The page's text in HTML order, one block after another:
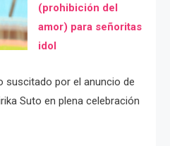
(prohibición del
amor) para señoritas
idol
suscitado por el anuncio de
Suto en plena celebración